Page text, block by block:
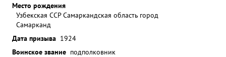
Место рождения
Узбекская ССР Самаркандская область город
Самарканд
Дата призыва 1924
Воинское звание подполковник